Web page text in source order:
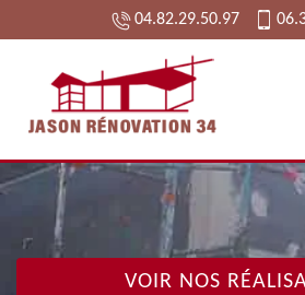
04.82.29.50.97
VOIR NOS